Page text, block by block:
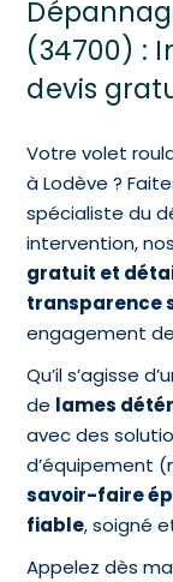
(34700) :
devis
Votre volet
à Lodève ?
spécialiste du
intervention,
gratuit et
transparence
engagement
Qu’il s’agisse
de lames
avec des
d’équipement
savoir-faire
fiable, soigné
Appelez dès